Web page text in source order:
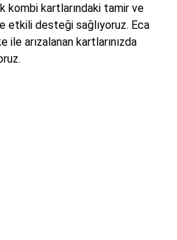
kombi kartlarındaki tamir ve
etkili desteği sağlıyoruz. Eca
arızalanan kartlarınızda